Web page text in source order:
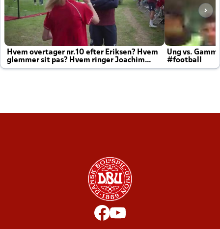
Hvem overtager nr.10 efter Eriksen? Hvem
glemmer sit pas? Hvem ringer Joachim
altid til efter kampe?
Ung vs.
#football